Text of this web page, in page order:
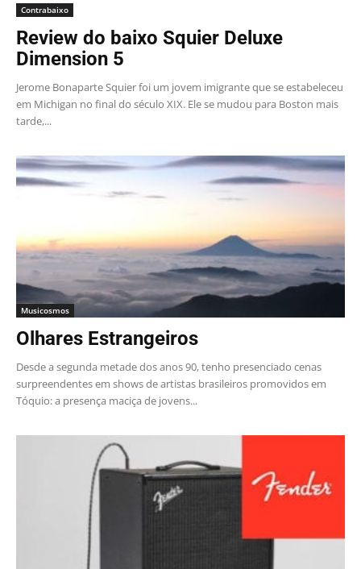
Contrabaixo
Review do baixo Squier Deluxe
Dimension 5
Jerome Bonaparte Squier foi um jovem imigrante que se estabeleceu
em Michigan no final do século XIX. Ele se mudou para Boston mais
tarde,...
Musicosmos
Olhares Estrangeiros
Desde a segunda metade dos anos 90, tenho presenciado cenas
surpreendentes em shows de artistas brasileiros promovidos em
Tóquio: a presença maciça de jovens...